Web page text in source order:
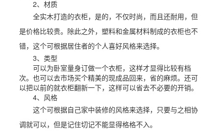
2、材质
全实木打造的衣柜，是的，不仅时尚，而且还耐用，但
是价格比较贵。除此之外，塑料和金属材料制成的衣柜也不
错，这个可根据居住者的个人喜好风格来选择。
3、类型
可以为卧室量身订做一个衣柜，这样才显得比较有档
次。也可以去市场买个精美的现成品回来，省的麻烦。还可
以把以前的就衣柜翻新一下，这样可以省去不必要的开销。
4、风格
这个可根据自己家中装修的风格来选择，只要与之相协
调就可以，但是记住切记不能显得格格不入。